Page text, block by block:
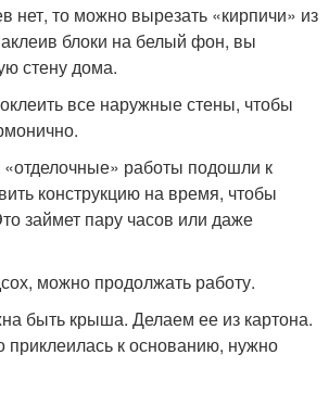
нет, то можно вырезать «кирпичи» из
блоки на белый фон, вы
стену дома.
все наружные стены, чтобы
«отделочные» работы подошли к
конструкцию на время, чтобы
займет пару часов или даже
можно продолжать работу.
быть крыша. Делаем ее из картона.
к основанию, нужно